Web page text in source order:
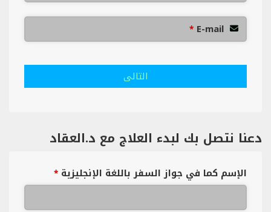
E-mail
*
التالى
دعنا نتصل بك لبدء العلاج مع د.العقاد
الإسم كما في جواز السفر باللغة الإنجليزية *